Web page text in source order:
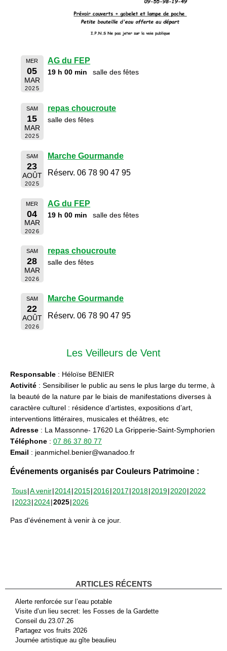
MER
05
MAR
2025
AG du FEP
19 h 00 min salle des fêtes
SAM
15
MAR
2025
repas choucroute
salle des fêtes
SAM
23
AOÛT
2025
Marche Gourmande
Réserv. 06 78 90 47 95
MER
04
MAR
2026
AG du FEP
19 h 00 min salle des fêtes
SAM
28
MAR
2026
repas choucroute
salle des fêtes
SAM
22
AOÛT
2026
Marche Gourmande
Réserv. 06 78 90 47 95
Les Veilleurs de Vent
Responsable : Héloïse BENIER
Activité : Sensibiliser le public au sens le plus large du terme, à
la beauté de la nature par le biais de manifestations diverses à
caractère culturel : résidence d’artistes, expositions d’art,
interventions littéraires, musicales et théâtres, etc
Adresse : La Massonne- 17620 La Gripperie-Saint-Symphorien
Téléphone : 07 86 37 80 77
Email : jeanmichel.benier@wanadoo.fr
Événements organisés par Couleurs Patrimoine :
Tous A venir 2014 2015 2016 2017 2018 2019 2020 2022
2023 2024 2025 2026
Pas d'événement à venir à ce jour.
ARTICLES RÉCENTS
Alerte renforcée sur l’eau potable
Visite d’un lieu secret: les Fosses de la Gardette
Conseil du 23.07.26
Partagez vos fruits 2026
Journée artistique au gîte beaulieu